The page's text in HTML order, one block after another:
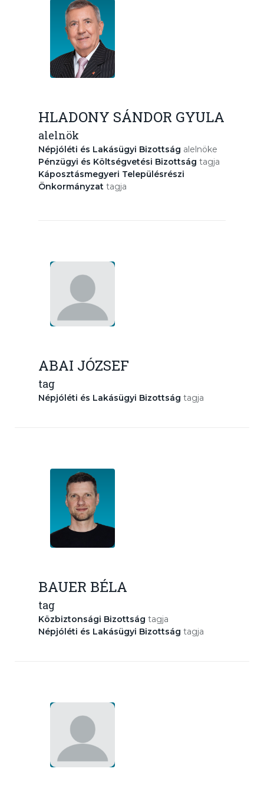
HLADONY SÁNDOR GYULA
alelnök
Népjóléti és Lakásügyi Bizottság alelnöke
Pénzügyi és Költségvetési Bizottság tagja
Káposztásmegyeri Településrészi
Önkormányzat tagja
ABAI JÓZSEF
tag
Népjóléti és Lakásügyi Bizottság tagja
BAUER BÉLA
tag
Közbiztonsági Bizottság tagja
Népjóléti és Lakásügyi Bizottság tagja